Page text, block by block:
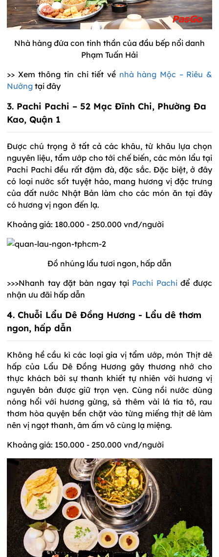
Nhà hàng đứa con tinh thần của đầu bếp nổi danh
Phạm Tuấn Hải
>> Xem thông tin chi tiết về nhà hàng Mộc – Riêu &
Nướng tại đây
3. Pachi Pachi – 52 Mạc Đĩnh Chi, Phường Đa
Kao, Quận 1
Được chú trọng ở tất cả các khâu, từ khâu lựa chọn
nguyên liệu, tẩm ướp cho tới chế biến, các món lẩu tại
Pachi Pachi đều rất đậm đà, đặc sắc. Đặc biệt, ở đây
có loại nước sốt tuyệt hảo, mang hương vị đặc trưng
của đất nước Nhật Bản làm cho các món ăn tại đây
có hương vị ngon đến lạ.
Khoảng giá: 180.000 - 250.000 vnđ/người
Đồ nhúng lẩu tươi ngon, hấp dẫn
>>>Nhanh tay đặt bàn ngay tại Pachi Pachiđể được
nhận ưu đãi hấp dẫn
4. Chuỗi Lẩu Dê Đồng Hương - Lẩu dê thơm
ngon, hấp dẫn
Không hề cầu kì các loại gia vị tẩm ướp, món Thịt dê
hấp của Lẩu Dê Đồng Hương gây thương nhớ cho
thực khách bởi sự thanh khiết tự nhiên với hương vị
nguyên bản được giữ trọn vẹn. Cùng nồi nước dùng
nóng hổi với hương gừng, sả thêm vài lá tía tô, rau
thơm hòa quyện bền chặt vào từng miếng thịt dê làm
nên vị ngọt thanh, âm ấm vô cùng lạ miệng.
Khoảng giá: 150.000 - 250.000 vnđ/người